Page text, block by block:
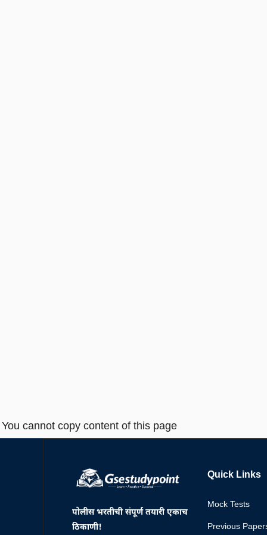
You cannot copy content of this page
पोलीस भरतीची संपूर्ण तयारी एकाच
ठिकाणी!
Quick Links
Mock Tests
Previous